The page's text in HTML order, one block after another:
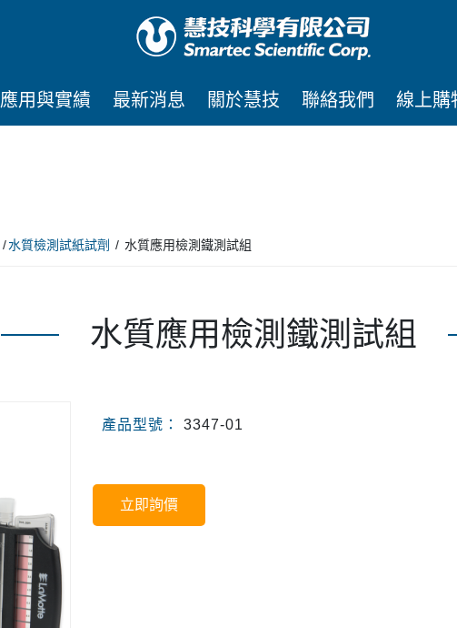
應用與實績 最新消息 關於慧技 聯絡我們 線上購
水質檢測試紙試劑 水質應用檢測鐵測試組
水質應用檢測鐵測試組
產品型號： 3347-01
立即詢價